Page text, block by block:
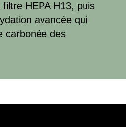
filtre HEPA H13, puis
avancée qui
carbonée des